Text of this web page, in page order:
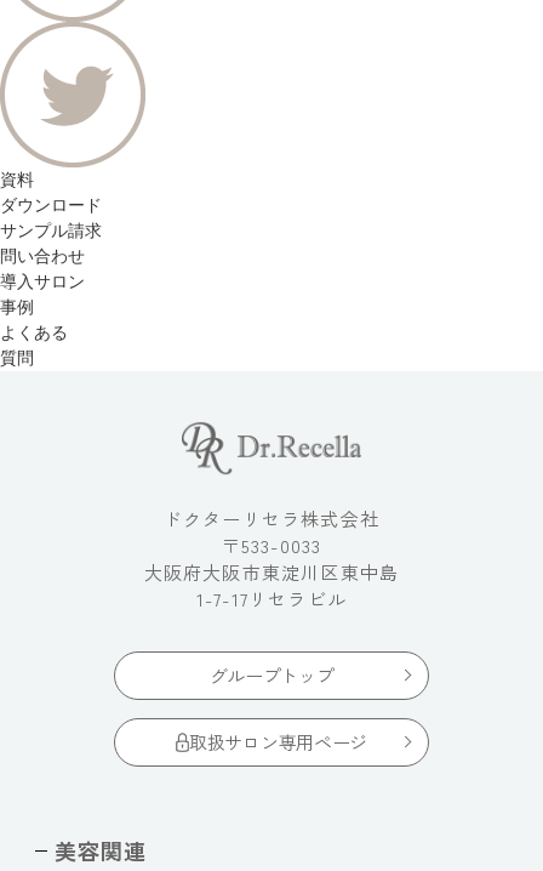
資料
ダウンロード
サンプル請求
問い合わせ
導入サロン
事例
よくある
質問
ドクターリセラ株式会社
〒533-0033
大阪府大阪市東淀川区東中島
1-7-17リセラビル
グループトップ
取扱サロン専用ページ
美容関連